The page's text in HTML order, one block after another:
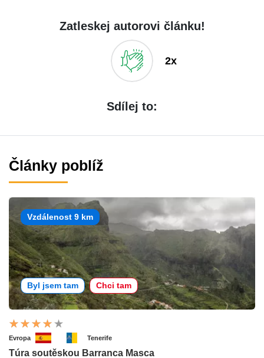
Zatleskej autorovi článku!
2x
Sdílej to:
Články poblíž
Vzdálenost 9 km
Byl jsem tam Chci tam
Evropa Tenerife
Túra soutěskou Barranca Masca